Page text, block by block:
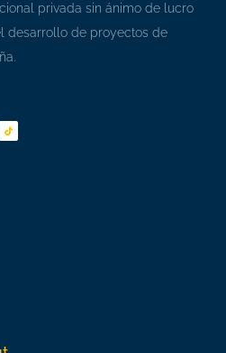
privada sin ánimo de lucro
desarrollo de proyectos de
k
t
o